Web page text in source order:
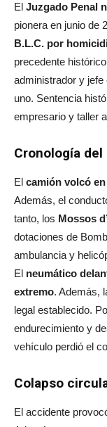
El Juzgado Penal
pionera en junio de
B.L.C. por
precedente
administrador y jefe
uno. Sentencia
empresario y taller
Cronología
El camión volcó en
Además, el
tanto, los Mossos
dotaciones de
ambulancia y
El neumático
extremo. Además,
legal establecido.
endurecimiento y
vehículo perdió el
Colapso
El accidente